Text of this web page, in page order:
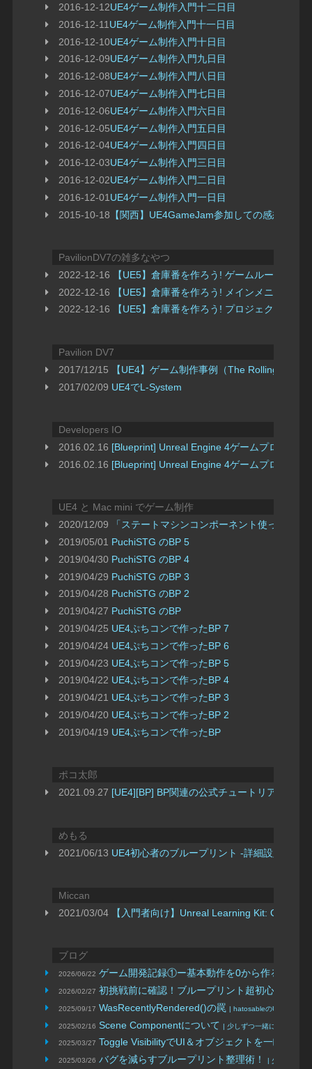
2016-12-12UE4ゲーム制作入門十二日目
2016-12-11 UE4ゲーム制作入門十一日目
2016-12-10UE4ゲーム制作入門十日目
2016-12-09UE4ゲーム制作入門九日目
2016-12-08UE4ゲーム制作入門八日目
2016-12-07UE4ゲーム制作入門七日目
2016-12-06UE4ゲーム制作入門六日目
2016-12-05UE4ゲーム制作入門五日目
2016-12-04UE4ゲーム制作入門四日目
2016-12-03UE4ゲーム制作入門三日目
2016-12-02UE4ゲーム制作入門二日目
2016-12-01 UE4ゲーム制作入門一日目
2015-10-18 【関西】UE4GameJam参加しての感想
PavilionDV7の雑多なやつ
2022-12-16
【UE5】倉庫番を作ろう! ゲームループ・ブ
2022-12-16
【UE5】倉庫番を作ろう! メインメニュー・
2022-12-16
【UE5】倉庫番を作ろう! プロジェクトセッ
Pavilion DV7
2017/12/15
【UE4】ゲーム制作事例（The Rolling Ball）
2017/02/09 UE4でL-System
Developers IO
2016.02.16 [Blueprint] Unreal Engine 4ゲームプログラ
2016.02.16 [Blueprint] Unreal Engine 4ゲームプログラ
UE4 と Mac mini でゲーム制作
2020/12/09
「ステートマシンコンポーネント使ってみ
2019/05/01 PuchiSTG のBP 5
2019/04/30 PuchiSTG のBP 4
2019/04/29 PuchiSTG のBP 3
2019/04/28 PuchiSTG のBP 2
2019/04/27 PuchiSTG のBP
2019/04/25 UE4ぷちコンで作ったBP 7
2019/04/24 UE4ぷちコンで作ったBP 6
2019/04/23 UE4ぷちコンで作ったBP 5
2019/04/22 UE4ぷちコンで作ったBP 4
2019/04/21 UE4ぷちコンで作ったBP 3
2019/04/20 UE4ぷちコンで作ったBP 2
2019/04/19 UE4ぷちコンで作ったBP
ポコ太郎
2021.09.27 [UE4][BP] BP関連の公式チュートリアル
めもる
2021/06/13 UE4初心者のブループリント -詳細設定-
Miccan
2021/03/04
【入門者向け】Unreal Learning Kit: Games
ブログ
2026/06/22 ゲーム開発記録①ー基本動作を0から作るー
2026/02/27 初挑戦前に確認！ブループリント超初心者入門
2025/09/17 WasRecentlyRendered()の罠 | hatosableのUE備忘録
2025/02/16 Scene Componentについて | 少しずつ一緒に勉強しよう
2025/03/27 Toggle VisibilityでUI＆オブジェクトを一瞬で制
2025/03/26 バグを減らすブループリント整理術！ | 少しずつ一